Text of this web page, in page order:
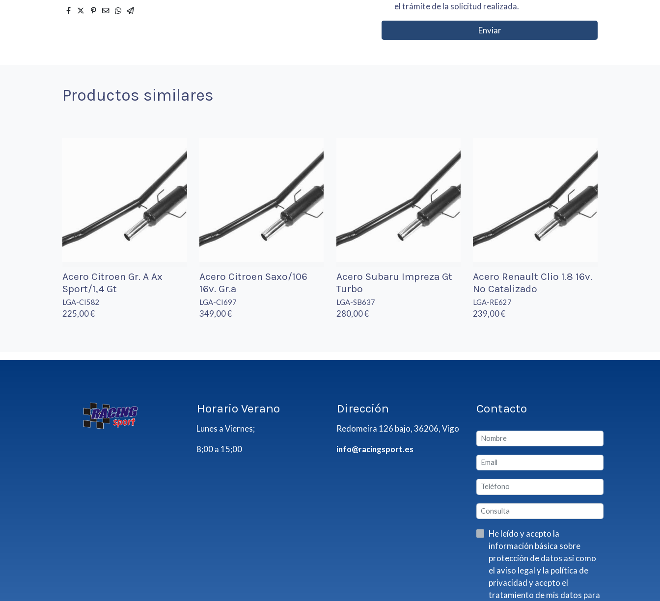
el trámite de la solicitud realizada.
Enviar
Productos similares
Acero Citroen Gr. A Ax
Sport/1,4 Gt
LGA-CI582
225,00 €
Acero Citroen Saxo/106
16v. Gr.a
LGA-CI697
349,00 €
Acero Subaru Impreza Gt
Turbo
LGA-SB637
280,00 €
Acero Renault Clio 1.8 16v.
No Catalizado
LGA-RE627
239,00 €
Horario Verano
Lunes a Viernes;
8;00 a 15;00
Dirección
Redomeira 126 bajo, 36206, Vigo
info@racingsport.es
Contacto
He leído y acepto la
información básica sobre
protección de datos asi como
el aviso legal y la política de
privacidad y acepto el
tratamiento de mis datos para